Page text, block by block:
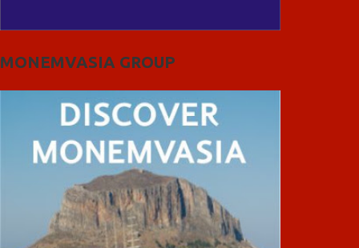
MONEMVASIA GROUP